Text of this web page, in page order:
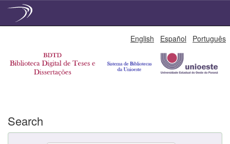
English Español Português
Search